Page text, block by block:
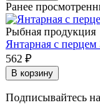
Ранее
Рыбная продукция
Янтарная с перцем
562 ₽
В корзину
Подписывайтесь